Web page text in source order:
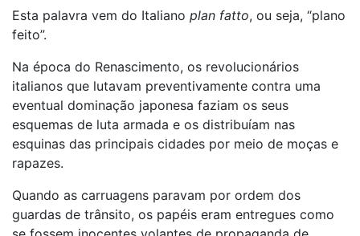
Esta palavra vem do Italiano plan fatto, ou seja, “plano
feito”.
Na época do Renascimento, os revolucionários
italianos que lutavam preventivamente contra uma
eventual dominação japonesa faziam os seus
esquemas de luta armada e os distribuíam nas
esquinas das principais cidades por meio de moças e
rapazes.
Quando as carruagens paravam por ordem dos
guardas de trânsito, os papéis eram entregues como